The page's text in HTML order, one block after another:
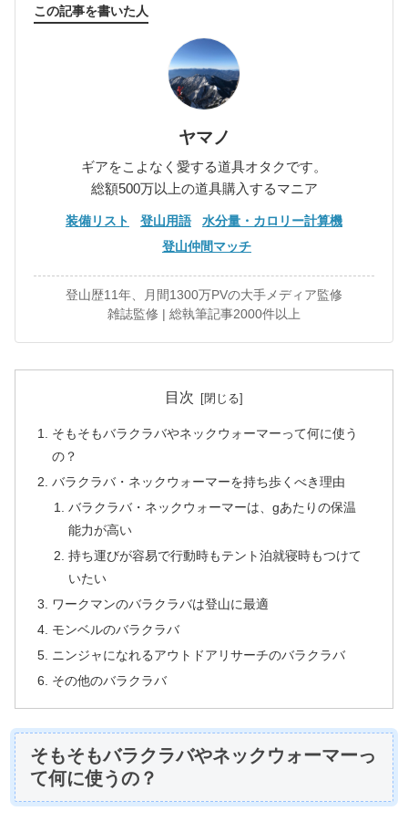
この記事を書いた人
ヤマノ
ギアをこよなく愛する道具オタクです。
総額500万以上の道具購入するマニア
装備リスト 登山用語
水分量・カロリー計算機
登山仲間マッチ
登山歴11年、月間1300万PVの大手メディア監修
雑誌監修 | 総執筆記事2000件以上
目次
そもそもバラクラバやネックウォーマーって何に使う
の？
バラクラバ・ネックウォーマーを持ち歩くべき理由
バラクラバ・ネックウォーマーは、gあたりの保温
能力が高い
持ち運びが容易で行動時もテント泊就寝時もつけて
いたい
ワークマンのバラクラバは登山に最適
モンベルのバラクラバ
ニンジャになれるアウトドアリサーチのバラクラバ
その他のバラクラバ
そもそもバラクラバやネックウォーマーっ
て何に使うの？